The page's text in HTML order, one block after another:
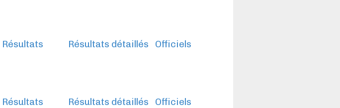
Résultats Résultats détaillés Officiels
Résultats Résultats détaillés
Officiels